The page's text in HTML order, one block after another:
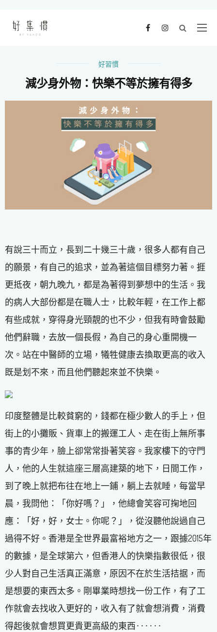
好習慣
減少身外物：快樂不等於擁有得多
有說三十而立，長到二十幾三十歲，很多人都有自己
的願景，有自己的追求，並為著這個目標努力著。捱
更抵夜，朝九晚九，都是為著得到夢想中的生活。我
的病人大部份都是在職人士，比較年輕，在工作上都
有些成就，穿得身光頸靚的也不少，但我有時會鼓勵
他們辭職，去放一個長假，為自己的身心重開機一
次。站在中醫師的立場，犧牲健康去換取更高的收入
既是划不來，而且他們聽起來並不快樂。
印度整體是比較貧窮的，錢都在極少數人的手上，但
街上的小攤販、貨車上的搬運工人、走在街上無所事
事的青少年，臉上卻常常掛著笑容。我家樓下的守門
人，他的人生就這座三層高建築的地下，日間工作，
到了晚上就把布往在地上一鋪，躺上去就睡，每當早
晨，我問他：「你好嗎？」，他總會笑容可掬地回
應：「好，好，女士。你呢？」，從沒聽他說過自己
過得不好。香港是全世界最富裕地方之一，跟據2015年
的數據，是全球第六，但香港人的快樂指數很低，很
少人對自己生活真正滿意，原因不在於生活拮据，而
是想要的東西太多。剛畢業時想找一份工作，有了工
作就會去找收入更好的，收入有了就會想消費，消費
得起後就會想買更貴更高級的東西‥‥‥